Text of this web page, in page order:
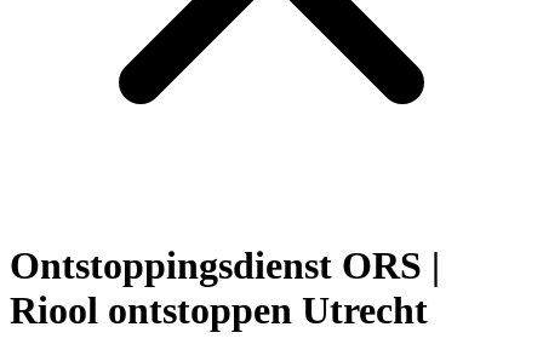
Ontstoppingsdienst ORS |
Riool ontstoppen Utrecht